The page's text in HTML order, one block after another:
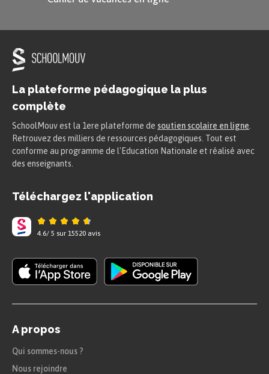
manger. Alors les rats dévorèrent les
tables. Ils poursuivaient les chiens et
tuaient les chats. Ils mordaient les gens
dans leur lit, et personne ne pouvait
plus dormir. Celui qui voulait s’habiller
découvrait des rats nichés dans ses
finalement d’offrir mille pièces d’or à la
personne qui pourrait débarrasser la
ville de ce fléau. »
Le joueur de flute de Hamelin
frères Grimm
C’est la fin des péripéties : une solution est
trouvée, l’obstacle est surmonté grâce à la ruse, à
La plateforme pédagogique la plus
complète
SchoolMouv est la 1ere plateforme de soutien scolaire en ligne
Retrouvez des milliers de ressources pédagogiques. Tout est
conforme au programme de l'Education Nationale et réalisé avec
des enseignants.
Téléchargez l'application
4.6/ 5 sur 15520 avis
A propos
Qui sommes-nous ?
Nous rejoindre